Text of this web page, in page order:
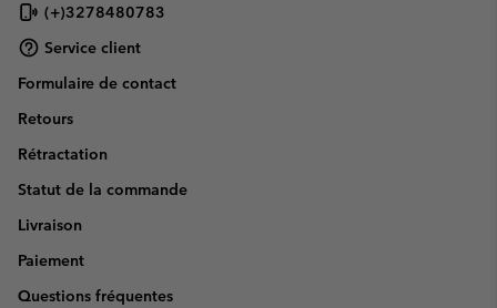
(+)3278480783
Service client
Formulaire de contact
Retours
Rétractation
Statut de la commande
Livraison
Paiement
Questions fréquentes